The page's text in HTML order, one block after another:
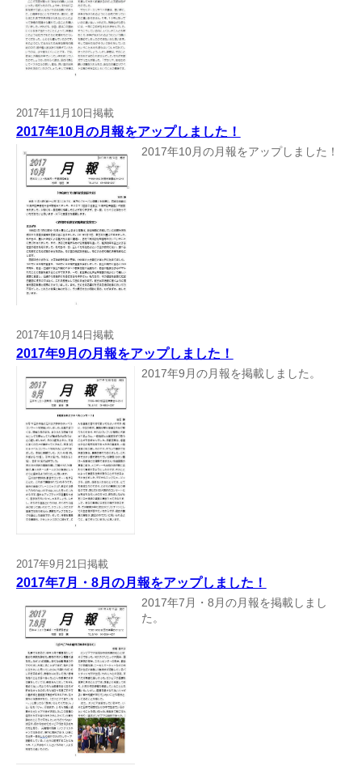
2017年11月10日掲載
2017年10月の月報をアップしました！
2017年10月の月報をアップしました！
2017年10月14日掲載
2017年9月の月報をアップしました！
2017年9月の月報を掲載しました。
2017年9月21日掲載
2017年7月・8月の月報をアップしました！
2017年7月・8月の月報を掲載しまし
た。